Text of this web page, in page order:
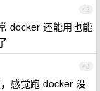
42
docker 还能用也能
43
感觉跑 docker 没